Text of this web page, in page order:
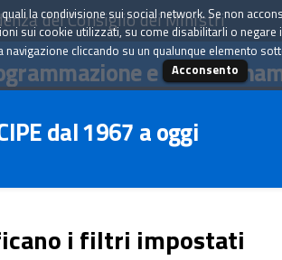
del Consiglio dei Ministri
e il
dal 1967 a oggi
i filtri impostati
la condivisione sui social network. Se non
sui cookie utilizzati, su come disabilitarli o
navigazione cliccando su un qualunque elemento
Acconsento